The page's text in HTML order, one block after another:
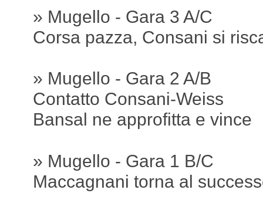
» Mugello - Gara 3 A/C
Corsa pazza, Consani si
» Mugello - Gara 2 A/B
Contatto Consani-Weiss
Bansal ne approfitta e vince
» Mugello - Gara 1 B/C
Maccagnani torna al